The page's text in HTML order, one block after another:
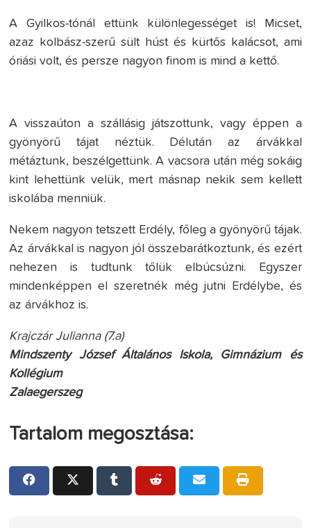
A Gyilkos-tónál ettünk különlegességet is! Micset,
azaz kolbász-szerű sült húst és kürtős kalácsot, ami
óriási volt, és persze nagyon finom is mind a kettő.
A visszaúton a szállásig játszottunk, vagy éppen a
gyönyörű tájat néztük. Délután az árvákkal
métáztunk, beszélgettünk. A vacsora után még sokáig
kint lehettünk velük, mert másnap nekik sem kellett
iskolába menniük.
Nekem nagyon tetszett Erdély, főleg a gyönyörű tájak.
Az árvákkal is nagyon jól összebarátkoztunk, és ezért
nehezen is tudtunk tőlük elbúcsúzni. Egyszer
mindenképpen el szeretnék még jutni Erdélybe, és
az árvákhoz is.
Krajczár Julianna (7.a)
Mindszenty József Általános Iskola, Gimnázium és
Kollégium
Zalaegerszeg
Tartalom megosztása: